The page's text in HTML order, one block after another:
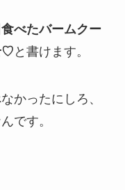
べたバームクー
♡ と書けます。
かったにしろ、
です。